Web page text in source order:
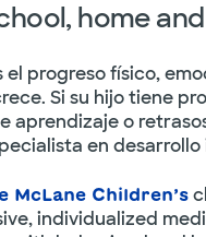
home
el progreso físico,
Si su hijo tiene
aprendizaje o
en
McLane Children’s
individualized